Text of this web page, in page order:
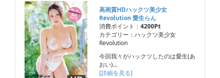
高画質HDハックツ美少女
Revolution 愛生らん
消費ポイント： 4200Pt
カテゴリー：ハックツ美少女
Revolution
今回我々がハックツしたのは愛生(あ
おい)…
[詳細を見る]